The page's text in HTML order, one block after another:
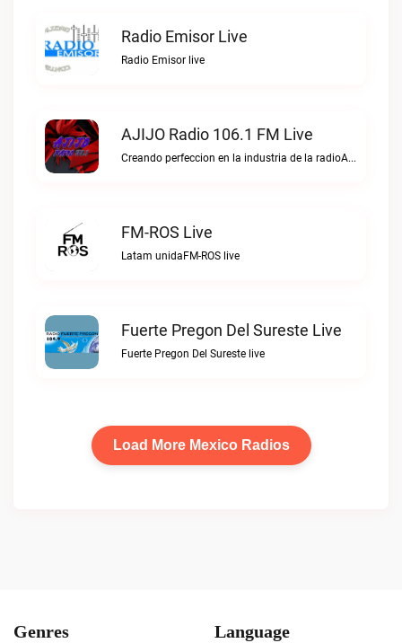
Radio Emisor Live
Radio Emisor live
AJIJO Radio 106.1 FM Live
Creando perfeccion en la industria de la radioAJIJO Radio 106.1 FM live
FM-ROS Live
Latam unidaFM-ROS live
Fuerte Pregon Del Sureste Live
Fuerte Pregon Del Sureste live
Load More Mexico Radios
Genres Language